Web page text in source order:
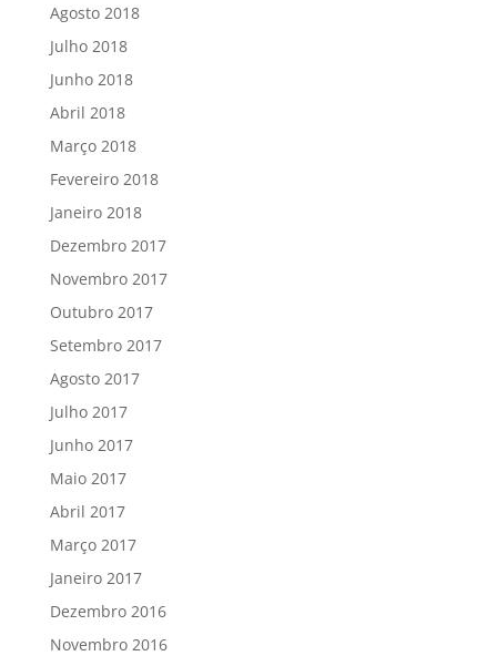
Agosto 2018
Julho 2018
Junho 2018
Abril 2018
Março 2018
Fevereiro 2018
Janeiro 2018
Dezembro 2017
Novembro 2017
Outubro 2017
Setembro 2017
Agosto 2017
Julho 2017
Junho 2017
Maio 2017
Abril 2017
Março 2017
Janeiro 2017
Dezembro 2016
Novembro 2016